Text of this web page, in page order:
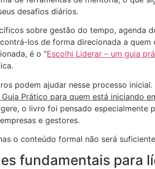
desafios diários.
sobre gestão do tempo, agenda
los de forma direcionada a
é o “Escolhi Liderar – um guia
podem ajudar nesse processo
Guia Prático para quem está iniciando
o livro foi pensado especialmente
e gestores.
o conteúdo formal não será
fundamentais para